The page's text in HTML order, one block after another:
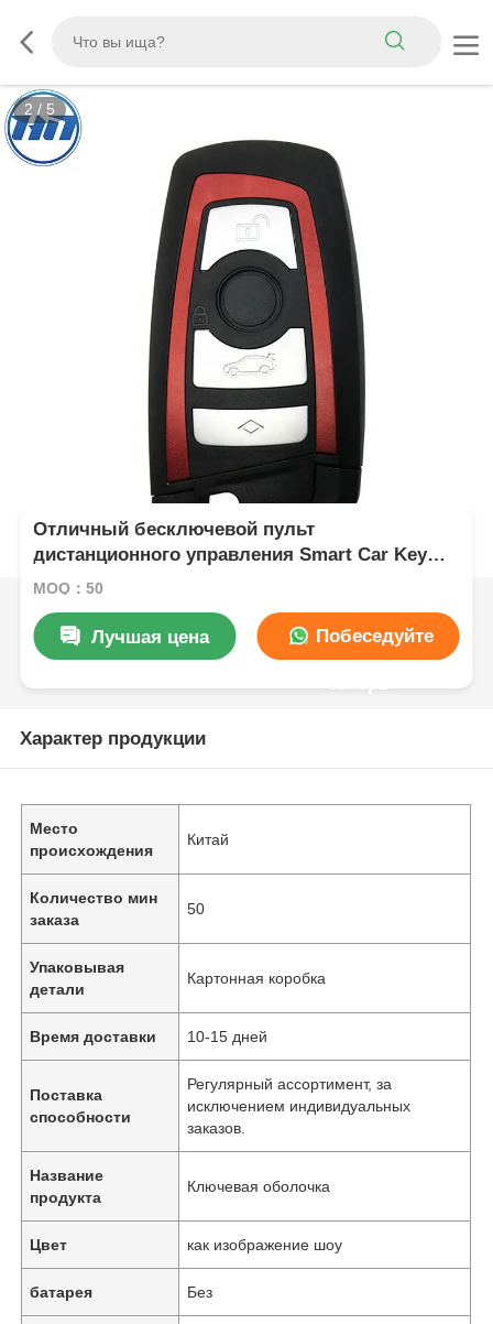
2 / 5
Отличный бесключевой пульт
дистанционного управления Smart Car Key
Fob Красный чехол
MOQ：50
Лучшая цена Побеседуйте
Характер продукции
Место
происхождения
Китай
Количество мин
заказа
50
Упаковывая
детали
Картонная коробка
Время доставки 10-15 дней
Поставка
способности
Регулярный ассортимент, за
исключением индивидуальных
заказов.
Название
продукта
Ключевая оболочка
Цвет как изображение шоу
батарея Без